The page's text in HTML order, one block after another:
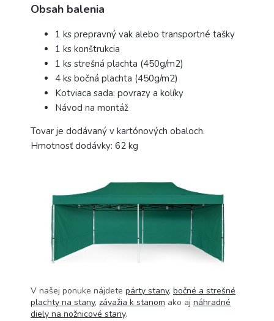
Obsah balenia
1 ks prepravný vak alebo transportné tašky
1 ks konštrukcia
1 ks strešná plachta (450g/m2)
4 ks bočná plachta (450g/m2)
Kotviaca sada: povrazy a kolíky
Návod na montáž
Tovar je dodávaný v kartónových obaloch.
Hmotnosť dodávky: 62 kg
V našej ponuke nájdete párty stany, bočné a strešné
plachty na stany, závažia k stanom ako aj náhradné
diely na nožnicové stany.